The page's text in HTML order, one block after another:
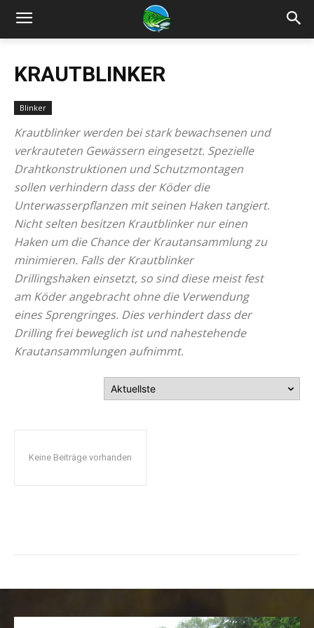
KRAUTBLINKER
Blinker
Krautblinker werden bei stark bewachsenen und
verkrauteten Gewässern eingesetzt. Spezielle
Drahtkonstruktionen und Schutzmontagen
sollen verhindern dass der Köder die
Unterwasserpflanzen mit seinen Haken tangiert.
Nicht selten besitzen Krautblinker nur einen
Haken um die Chance der Krautansammlung zu
minimieren. Falls der Krautblinker
Drillingshaken einsetzt, so sind diese meist fest
am Köder angebracht ohne die Verwendung
eines Sprengringes. Dies verhindert dass der
Drilling frei beweglich ist und nahestehende
Krautansammlungen aufnimmt.
Keine Beiträge vorhanden